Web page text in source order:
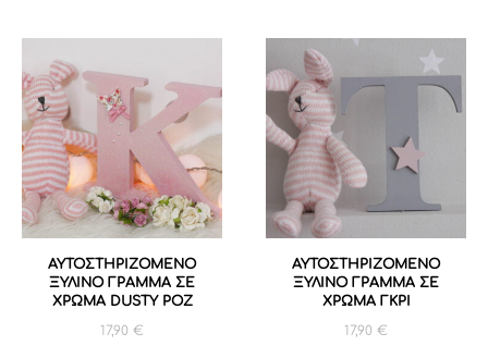
ΑΥΤΟΣΤΗΡΙΖΟΜΕΝΟ
ΞΥΛΙΝΟ ΓΡΑΜΜΑ ΣΕ
ΧΡΩΜΑ DUSTY ΡΟΖ
17,90 €
ΑΥΤΟΣΤΗΡΙΖΟΜΕΝΟ
ΞΥΛΙΝΟ ΓΡΑΜΜΑ ΣΕ
ΧΡΩΜΑ ΓΚΡΙ
17,90 €